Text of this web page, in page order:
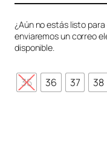
¿Aún no estás listo
enviaremos un correo
disponible.
35 36 37 38